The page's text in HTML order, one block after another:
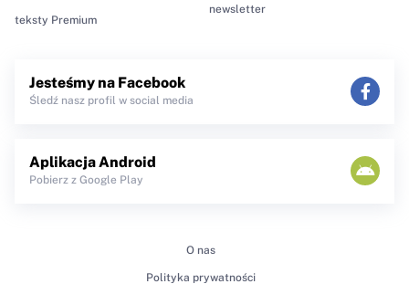
teksty Premium
newsletter
Jesteśmy na Facebook
Śledź nasz profil w social media
Aplikacja Android
Pobierz z Google Play
O nas
Polityka prywatności